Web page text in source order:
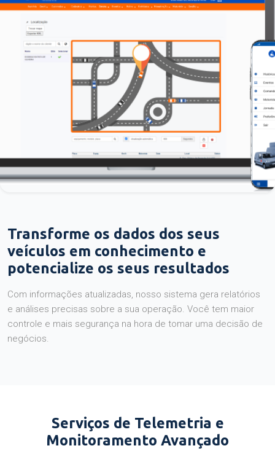
Transforme os dados dos seus
veículos em conhecimento e
potencialize os seus resultados
Com informações atualizadas, nosso sistema gera relatórios
e análises precisas sobre a sua operação. Você tem maior
controle e mais segurança na hora de tomar uma decisão de
negócios.
Serviços de Telemetria e
Monitoramento Avançado